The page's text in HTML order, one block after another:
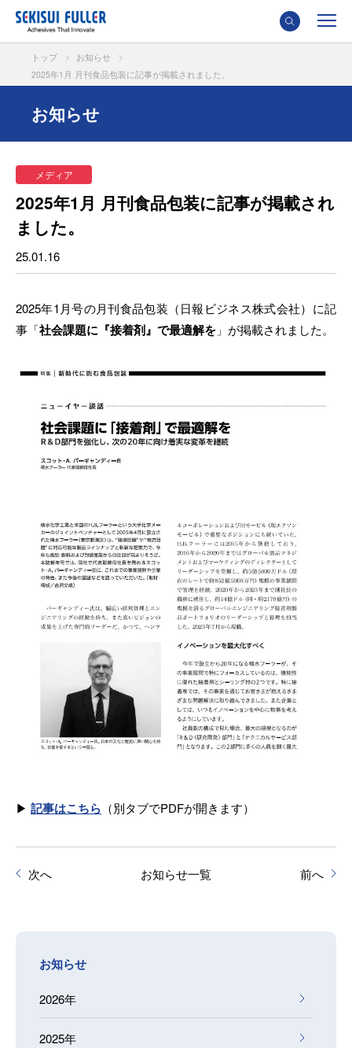
トップ
お知らせ
2025年1月 月刊食品包装に記事が掲載されました。
お知らせ
メディア
2025年1月 月刊食品包装に記事が掲載され
ました。
25.01.16
2025年1月号の月刊食品包装（日報ビジネス株式会社）に記
事「社会課題に『接着剤』で最適解を 」が掲載されました。
▶ 記事はこちら （別タブでPDFが開きます）
次へ お知らせ一覧 前へ
お知らせ
2026年
2025年